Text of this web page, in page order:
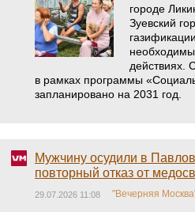
городе
Зуевский
действиях.
в рамках программы
запланировано на 2031 год.
Мужчину осудили в
повторный отказ от
29.07.2026 11:08 "Вечерняя